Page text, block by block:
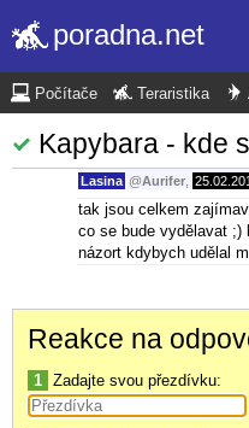
poradna.net
Počítače Teraristika
Kapybara - kde
Lasina @Aurifer
tak jsou celkem
co se bude vydělavat ;)
názort kdybych udělal
Reakce na
1 Zadajte svou přezdívku: